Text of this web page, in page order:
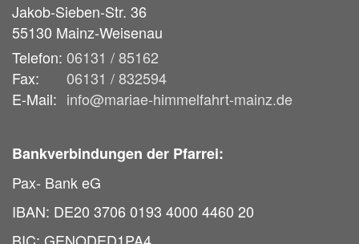
Jakob-Sieben-Str. 36
55130 Mainz-Weisenau
Telefon: 06131 / 85162
Fax:
06131 / 832594
E-Mail: info@mariae-himmelfahrt-mainz.de
Bankverbindungen der Pfarrei:
Pax- Bank eG
IBAN: DE20 3706 0193 4000 4460 20